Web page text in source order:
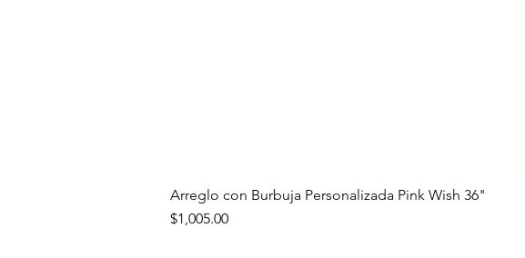
Arreglo con Burbuja Personalizada Pink Wish 36"
Precio
$1,005.00